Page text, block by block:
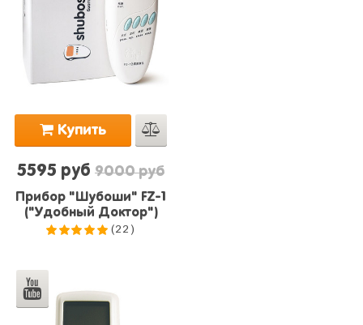
Купить
5595 руб 9000 руб
Прибор "Шубоши" FZ-1
("Удобный Доктор")
(22)